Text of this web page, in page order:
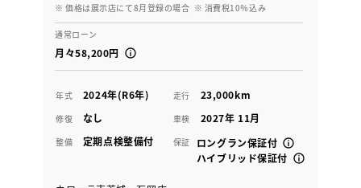
※ 価格は展示店にて8月登録の場合 ※ 消費税10％込み
通常ローン
月々58,200円
年式 2024年(R6年) 走行 23,000km
修復 なし 車検 2027年 11月
整備 定期点検整備付 保証
ロングラン保証付
ハイブリッド保証付